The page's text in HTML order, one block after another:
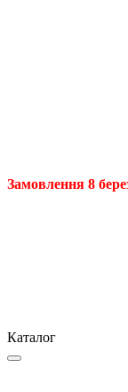
Замовлення 8
Каталог